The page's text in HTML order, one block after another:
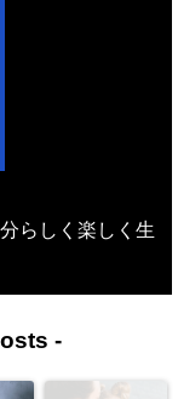
らしく楽しく生
-